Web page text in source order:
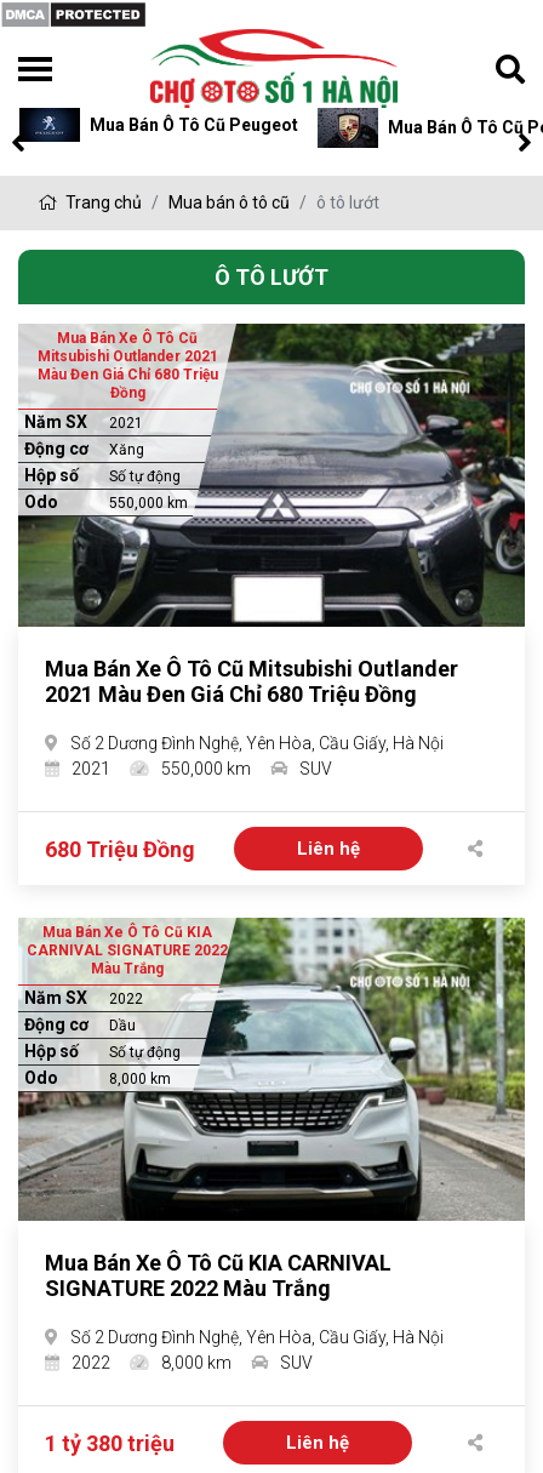
Mua Bán Ô Tô Cũ Peugeot Mua Bán Ô Tô Cũ
Trang chủ Mua bán ô tô cũ ô tô lướt
Ô TÔ LƯỚT
Mua Bán Xe Ô Tô Cũ
Mitsubishi Outlander 2021
Màu Đen Giá Chỉ 680 Triệu
Đồng
Năm SX 2021
Động cơ Xăng
Hộp số Số tự động
Odo 550,000 km
Mua Bán Xe Ô Tô Cũ Mitsubishi Outlander
2021 Màu Đen Giá Chỉ 680 Triệu Đồng
Số 2 Dương Đình Nghệ, Yên Hòa, Cầu Giấy, Hà Nội
2021
550,000 km SUV
680 Triệu Đồng Liên hệ
Mua Bán Xe Ô Tô Cũ KIA
CARNIVAL SIGNATURE 2022
Màu Trắng
Năm SX 2022
Động cơ Dầu
Hộp số Số tự động
Odo 8,000 km
Mua Bán Xe Ô Tô Cũ KIA CARNIVAL
SIGNATURE 2022 Màu Trắng
Số 2 Dương Đình Nghệ, Yên Hòa, Cầu Giấy, Hà Nội
2022
8,000 km SUV
1 tỷ 380 triệu Liên hệ